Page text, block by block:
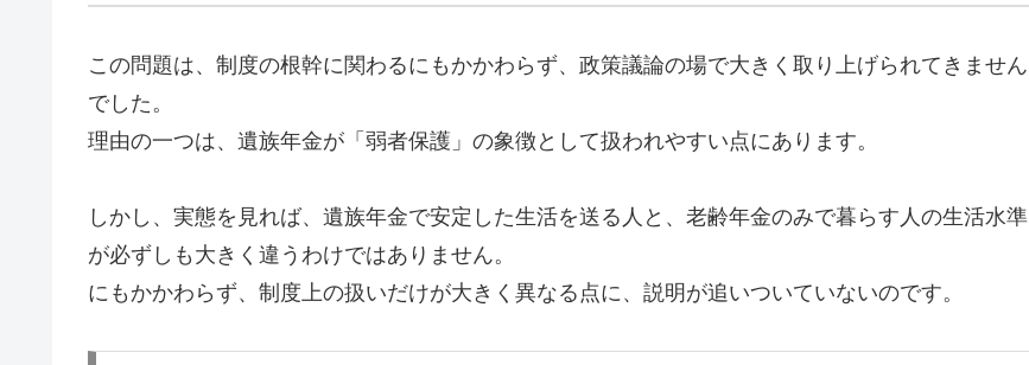
この問題は、制度の根幹に関わるにもかかわらず、政策議論の場で大きく取り上げられてきません
でした。
理由の一つは、遺族年金が「弱者保護」の象徴として扱われやすい点にあります。
しかし、実態を見れば、遺族年金で安定した生活を送る人と、老齢年金のみで暮らす人の生活水準
が必ずしも大きく違うわけではありません。
にもかかわらず、制度上の扱いだけが大きく異なる点に、説明が追いついていないのです。